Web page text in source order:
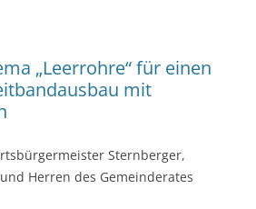
„Leerrohre“ für einen
mit
Sternberger,
Herren des Gemeinderates